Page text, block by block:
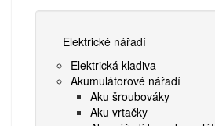
Elektrické nářadí
Elektrická kladiva
Akumulátorové nářadí
Aku šroubováky
Aku vrtačky